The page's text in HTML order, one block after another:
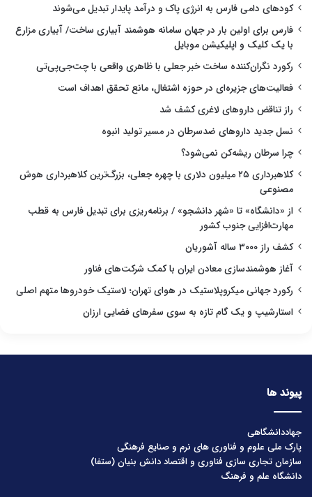
کودهای دامی فارس به انرژی پاک و درآمد پایدار تبدیل می‌شوند
فارس برای اولین بار در جهان سامانه هوشمند آبیاری ساخت/ آبیاری مزارع
با یک کلیک و اپلیکیشن موبایل
رکورد نگران‌کننده ساخت خبر جعلی با ظاهری واقعی با چت‌جی‌پی‌تی
فعالیت‌های جزیره‌ای در حوزه اشتغال، مانع تحقق اهداف است
راز تناقض داروهای لاغری کشف شد
نسل جدید داروهای ضدسرطان در مسیر تولید انبوه
چرا سرطان ریشه‌کن نمی‌شود؟
کلاهبرداری ۲۵ میلیون دلاری با چهره جعلی، بزرگ‌ترین کلاهبرداری هوش
مصنوعی
از «دانشگاه» تا «شهر دانشجو» / برنامه‌ریزی برای تبدیل فارس به قطب
مهارت‌افزایی جنوب کشور
کشف راز ۳۰۰۰ ساله آشوریان
آغاز هوشمندسازی معادن ایران با کمک شرکت‌های فناور
رکورد جهانی میکروپلاستیک در هوای تهران؛ لاستیک خودروها متهم اصلی
استارشیپ و یک گام تازه به سوی سفرهای فضایی ارزان
پیوند ها
جهاددانشگاهی
پارک ملی علوم و فناوری های نرم و صنایع فرهنگی
سازمان تجاری سازی فناوری و اقتصاد دانش بنیان (ستفا)
دانشگاه علم و فرهنگ